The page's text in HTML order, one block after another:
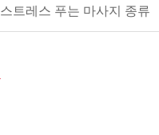
스트레스 푸는 마사지 종류